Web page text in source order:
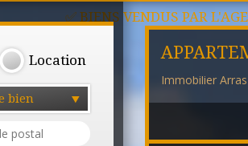
✅ BIENS VENDUS PAR
Location
bien
Immobilier Arras